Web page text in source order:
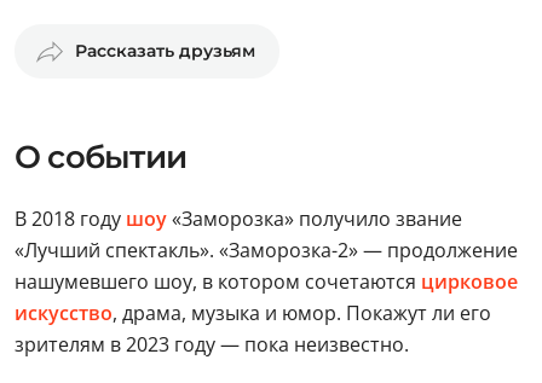
Рассказать друзьям
О событии
В 2018 году шоу«Заморозка» получило звание
«Лучший спектакль». «Заморозка-2» — продолжение
нашумевшего шоу, в котором сочетаются цирковое
искусство, драма, музыка и юмор. Покажут ли его
зрителям в 2023 году — пока неизвестно.